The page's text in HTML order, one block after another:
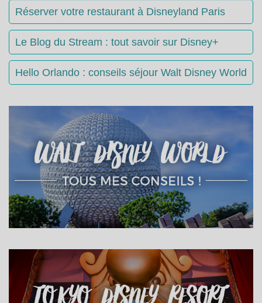
Réserver votre restaurant à Disneyland Paris
Le Blog du Stream : tout savoir sur Disney+
Hello Orlando : conseils séjour Walt Disney World